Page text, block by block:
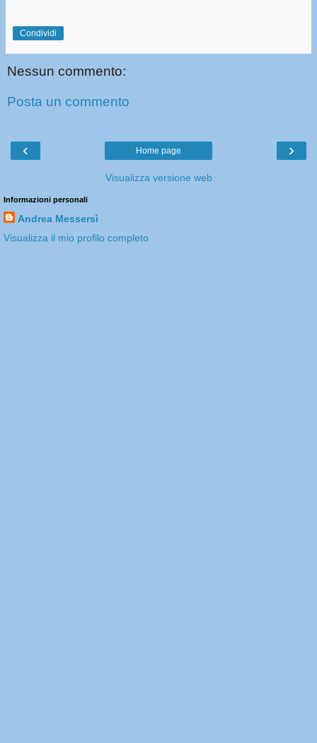
Condividi
Nessun commento:
Posta un commento
‹ ›
Home page
Visualizza versione web
Informazioni personali
Andrea Messersì
Visualizza il mio profilo completo